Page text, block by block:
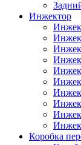
Инжектор
Коробка